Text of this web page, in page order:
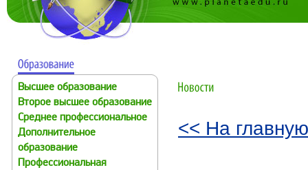
Высшее образование
Второе высшее образование
Среднее профессиональное
Дополнительное
образование
Профессиональная
<< На